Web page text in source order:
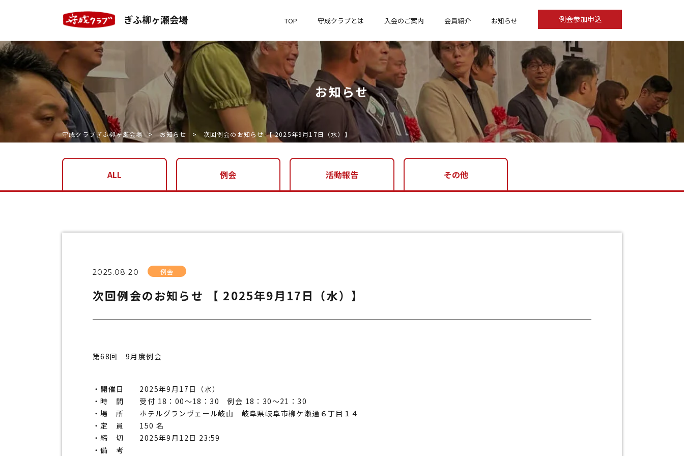
ぎふ柳ヶ瀬会場 TOP 守成クラブとは 入会のご案内 会員紹介 お知らせ 例会参加申込
お知らせ
守成クラブぎふ柳ヶ瀬会場 お知らせ 次回例会のお知らせ 【 2025年9月17日（水）】
ALL 例会 活動報告 その他
2025.08.20 例会
次回例会のお知らせ 【 2025年9月17日（水）】
第68回 9月度例会
開催日 2025年9月17日（水）
時 間 受付 18：00～18：30 例会 18：30～21：30
場 所 ホテルグランヴェール岐山 岐阜県岐阜市柳ケ瀬通６丁目１４
定 員 150 名
締 切 2025年9月12日 23:59
備 考